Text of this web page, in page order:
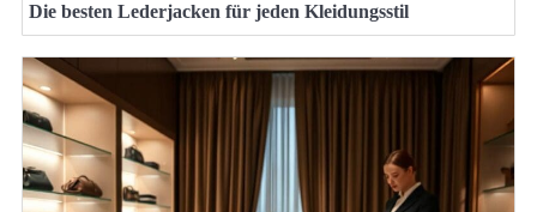
Die besten Lederjacken für jeden Kleidungsstil